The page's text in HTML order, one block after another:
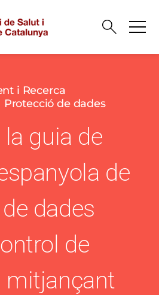
i Recerca
Protecció de dades
guia de
de
dades
de
mitjançant